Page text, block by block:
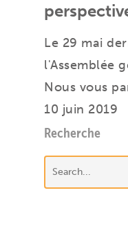
Le 29 mai
l'Assemblée
Nous vous
10 juin 2019
Recherche